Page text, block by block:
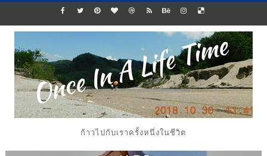
ก้าวไปกับเราครั้งหนึ่งในชีวิต